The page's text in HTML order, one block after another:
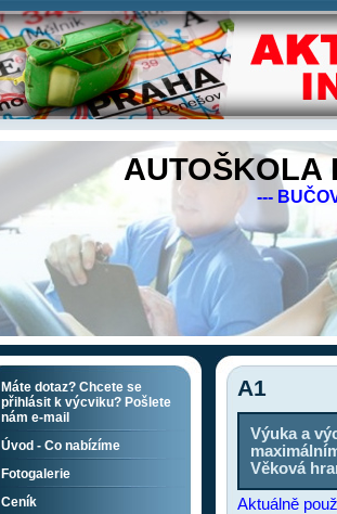
AUTOŠKOLA
---
A1
Výuka a
Věková
Aktuálně
Máte dotaz? Chcete se
přihlásit k výcviku? Pošlete
nám e-mail
Úvod - Co nabízíme
Fotogalerie
Ceník